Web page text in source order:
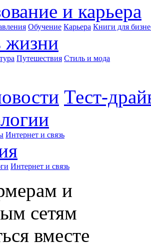
и карьера
Обучение Карьера Книги для
жизни
Путешествия Стиль и мода
Тест-
Интернет и связь
Интернет и связь